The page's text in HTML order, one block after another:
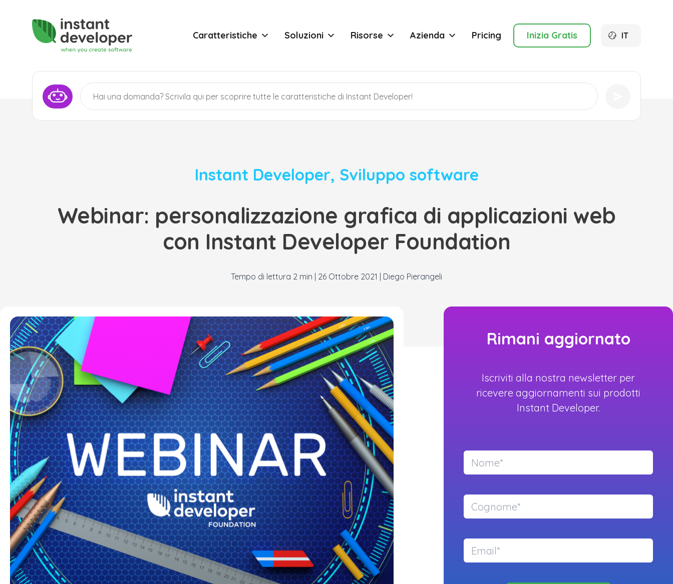
Caratteristiche Soluzioni Risorse Azienda Pricing Inizia Gratis IT
Instant Developer, Sviluppo software
Webinar: personalizzazione grafica di applicazioni web
con Instant Developer Foundation
26 Ottobre 2021 Diego Pierangeli
Rimani aggiornato
Iscriviti alla nostra newsletter per
ricevere aggiornamenti sui prodotti
Instant Developer.